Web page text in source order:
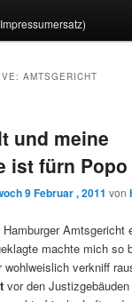
AMTSGERICHT
und meine
ist fürn Popo
9 Februar , 2011 von
Amtsgericht
machte mich so
wohlweislich verkniff
vor den